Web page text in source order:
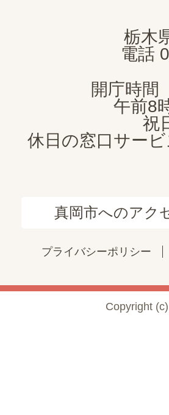
栃木
電話
開庁時
午前8
祝
休日の窓口サー
真岡市へのアク
プライバシーポリシー
Copyright